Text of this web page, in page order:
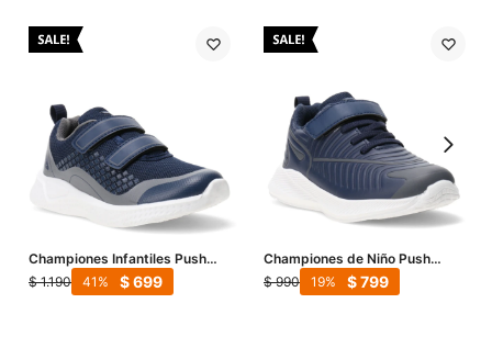
Championes Infantiles Push
Pedraza - Azul Marino
$ 1.190 $699
41
Championes de Niño Push
ALTEA con velcro - Azul Marino
$ 990 $799
19